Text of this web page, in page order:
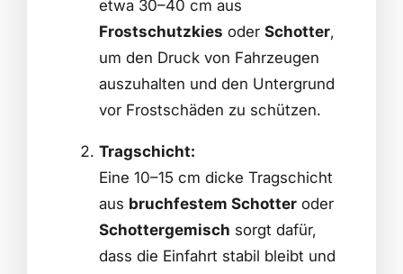
etwa 30–40 cm aus
Frostschutzkies oder Schotter,
um den Druck von Fahrzeugen
auszuhalten und den Untergrund
vor Frostschäden zu schützen.
Tragschicht:
Eine 10–15 cm dicke Tragschicht
aus bruchfestem Schotter oder
Schottergemisch sorgt dafür,
dass die Einfahrt stabil bleibt und